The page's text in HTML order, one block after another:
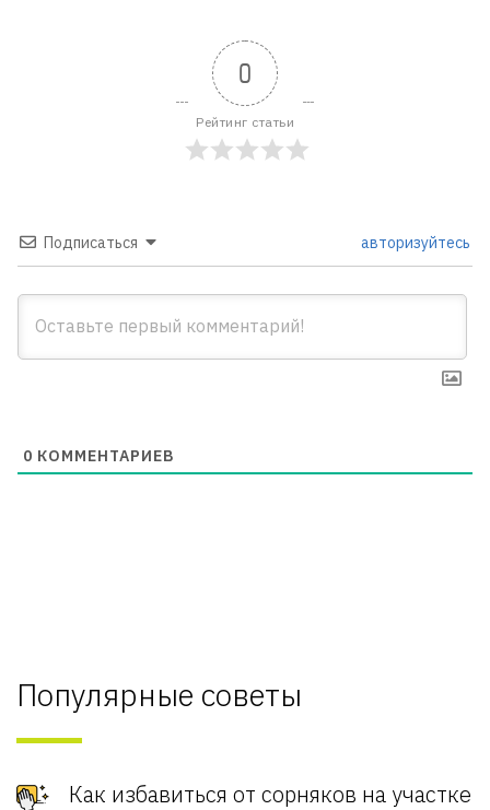
0
Рейтинг статьи
Подписаться авторизуйтесь
0 КОММЕНТАРИЕВ
Популярные советы
Как избавиться от сорняков на участке